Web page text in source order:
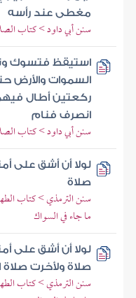
مغطى عند رأسه
سنن أبي داود > كتاب
استيقظ فتسوك
السموات والأرض
ركعتين أطال
انصرف فنام
سنن أبي داود > كتاب
لولا أن أشق على
صلاة
سنن الترمذي > كتاب
ما جاء في السواك
لولا أن أشق على
صلاة ولأخرت صلاة
سنن الترمذي > كتاب